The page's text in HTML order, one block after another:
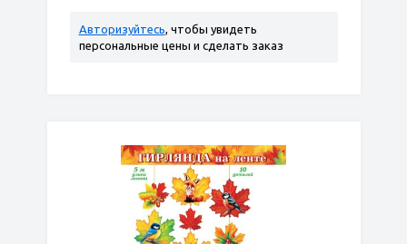
Авторизуйтесь, чтобы увидеть
персональные цены и сделать заказ